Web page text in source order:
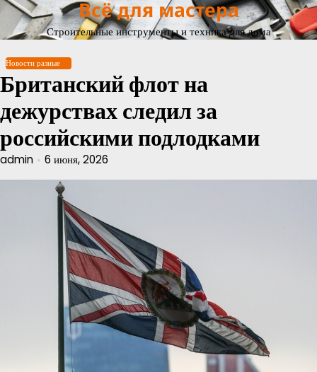
Перейти
содержимому
Всё для мастера
Строительные инструменты и техника для дома
Новости разные
Британский флот на
дежурствах следил за
российскими подлодками
admin 6 июня, 2026